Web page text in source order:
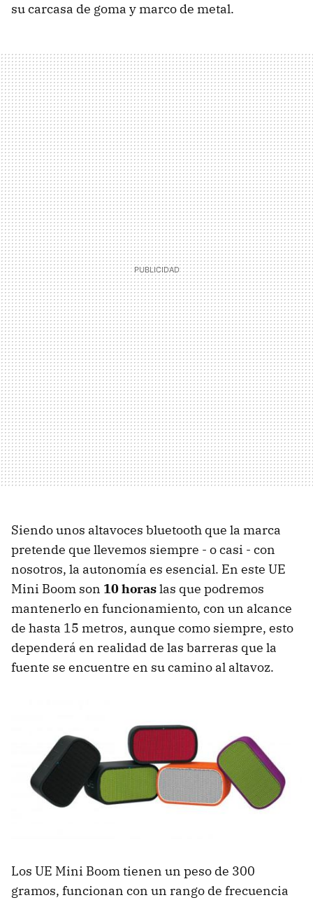
su carcasa de goma y marco de metal.
Siendo unos altavoces bluetooth que la marca
pretende que llevemos siempre - o casi - con
nosotros, la autonomía es esencial. En este UE
Mini Boom son 10 horaslas que podremos
mantenerlo en funcionamiento, con un alcance
de hasta 15 metros, aunque como siempre, esto
dependerá en realidad de las barreras que la
fuente se encuentre en su camino al altavoz.
Los UE Mini Boom tienen un peso de 300
gramos, funcionan con un rango de frecuencia